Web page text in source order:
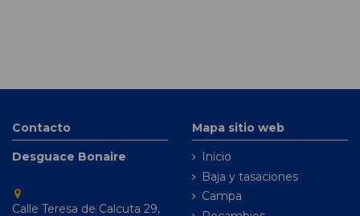
Contacto
Desguace Bonaire
Calle Teresa de Calcuta 29,
Mapa sitio web
Inicio
Baja y tasaciones
Campa